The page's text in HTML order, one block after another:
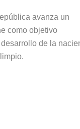
avanza un
como objetivo
de la